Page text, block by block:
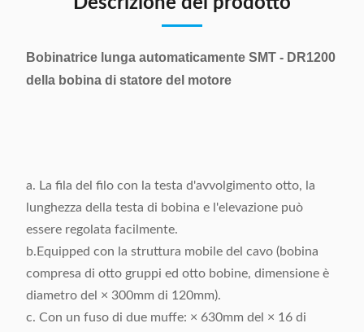
Bobinatrice lunga automaticamente SMT - DR1200
della bobina di statore del motore
a. La fila del filo con la testa d'avvolgimento otto, la
lunghezza della testa di bobina e l'elevazione può
essere regolata facilmente.
b.Equipped con la struttura mobile del cavo (bobina
compresa di otto gruppi ed otto bobine, dimensione è
diametro del × 300mm di 120mm).
c. Con un fuso di due muffe: × 630mm del × 16 di